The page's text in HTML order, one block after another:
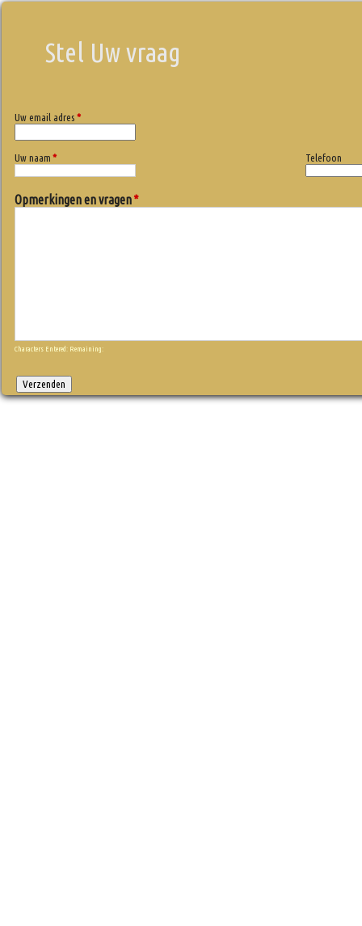
Stel Uw vraag
Uw email adres *
Opmerkingen en vragen*
Characters Entered: Remaining:
Uw naam * Telefoon